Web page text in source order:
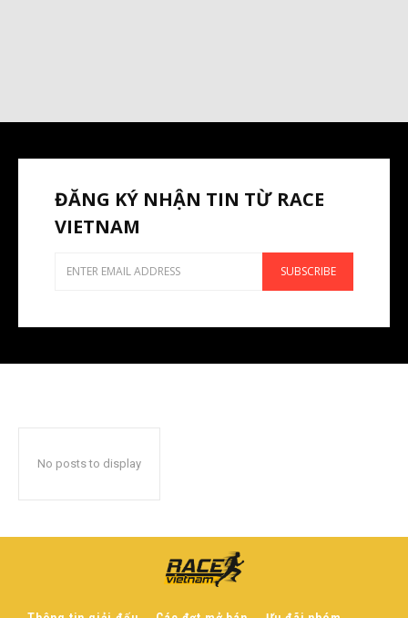
ĐĂNG KÝ NHẬN TIN TỪ RACE
VIETNAM
SUBSCRIBE
No posts to display